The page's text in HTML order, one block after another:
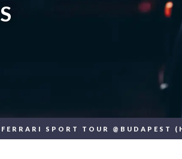
SPORT TOUR @BUDAPEST